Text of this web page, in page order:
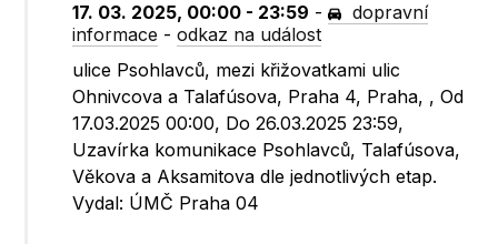
17. 03. 2025, 00:00 - 23:59 -
dopravní
informace -odkaz na událost
ulice Psohlavců, mezi křižovatkami ulic
Ohnivcova a Talafúsova, Praha 4, Praha, , Od
17.03.2025 00:00, Do 26.03.2025 23:59,
Uzavírka komunikace Psohlavců, Talafúsova,
Věkova a Aksamitova dle jednotlivých etap.
Vydal: ÚMČ Praha 04